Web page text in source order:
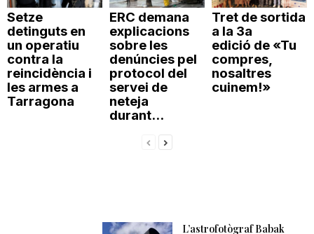
Setze
detinguts en
un operatiu
contra la
reincidència i
les armes a
Tarragona
ERC demana
explicacions
sobre les
denúncies pel
protocol del
servei de
neteja
durant...
Tret de sortida
a la 3a
edició de «Tu
compres,
nosaltres
cuinem!»